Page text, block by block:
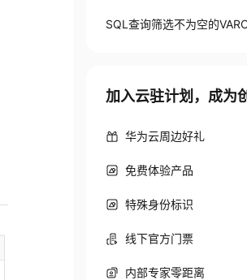
SQL查询筛选不为空的
加入云驻计划，成为
华为云周边好礼
免费体验产品
特殊身份标识
线下官方门票
内部专家零距离